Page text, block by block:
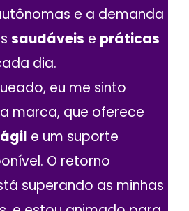
e a demanda
saudáveis e práticas
dia.
eu me sinto
marca, que oferece
ágil e um suporte
O retorno
superando as minhas